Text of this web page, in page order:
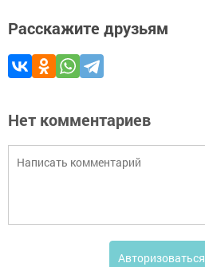
Расскажите друзьям
Нет комментариев
Авторизоваться